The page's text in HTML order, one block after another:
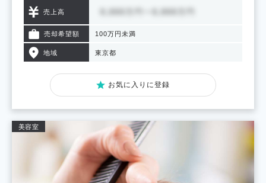
売上高
売却希望額 100万円未満
地域 東京都
お気に入りに登録
美容室